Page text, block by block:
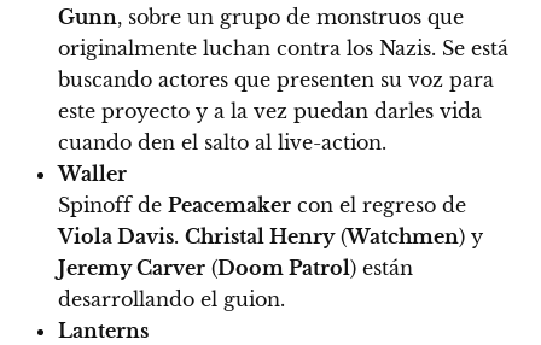
Gunn, sobre un grupo de monstruos que
originalmente luchan contra los Nazis. Se está
buscando actores que presenten su voz para
este proyecto y a la vez puedan darles vida
cuando den el salto al live-action.
Waller
Spinoff de Peacemaker con el regreso de
Viola Davis. Christal Henry(Watchmen) y
Jeremy Carver (Doom Patrol) están
desarrollando el guion.
Lanterns